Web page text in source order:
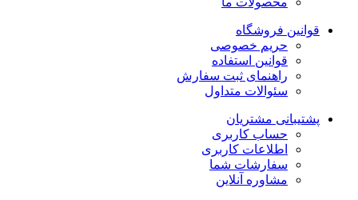
قوانین فروشگاه
حریم خصوصی
قوانین استفاده
راهنمای ثبت سفارش
سئوالات متداول
پشتیبانی مشتریان
حساب کاربری
اطلاعات کاربری
سفارشات شما
مشاوره آنلاین